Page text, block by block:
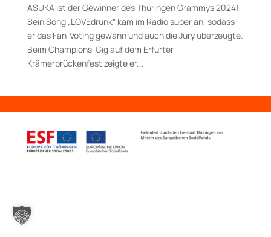
ASUKA ist der Gewinner des Thüringen Grammys 2024!
Sein Song „LOVEdrunk“ kam im Radio super an, sodass
er das Fan-Voting gewann und auch die Jury überzeugte.
Beim Champions-Gig auf dem Erfurter
Krämerbrückenfest zeigte er...